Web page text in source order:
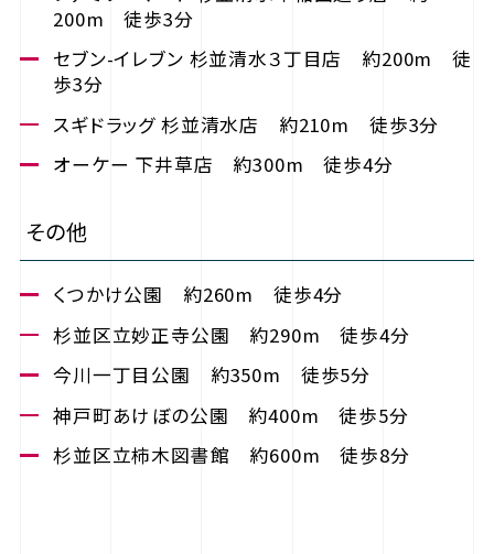
200m 徒歩3分
セブン-イレブン 杉並清水３丁目店 約200m 徒
歩3分
スギドラッグ 杉並清水店 約210m 徒歩3分
オーケー 下井草店 約300m 徒歩4分
その他
くつかけ公園 約260m 徒歩4分
杉並区立妙正寺公園 約290m 徒歩4分
今川一丁目公園 約350m 徒歩5分
神戸町あけぼの公園 約400m 徒歩5分
杉並区立柿木図書館 約600m 徒歩8分